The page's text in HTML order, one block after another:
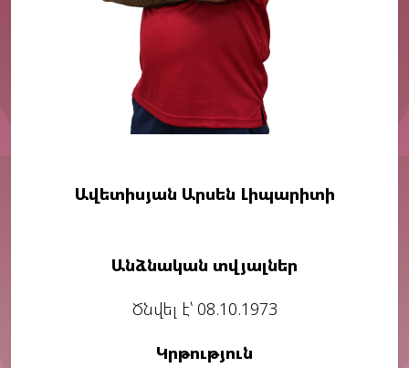
Ավետիսյան Արսեն Լիպարիտի
Անձնական տվյալներ
Ծնվել է՝ 08.10.1973
Կրթություն